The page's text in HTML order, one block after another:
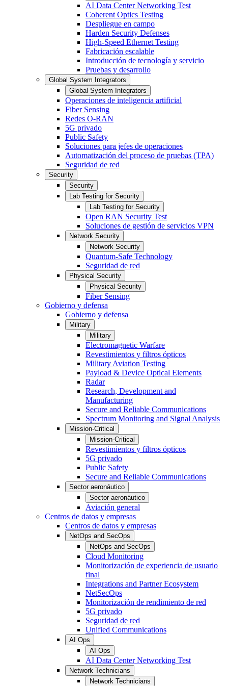
AI Data Center Networking Test
Coherent Optics Testing
Despliegue en campo
Harden Security Defenses
High-Speed Ethernet Testing
Fabricación escalable
Introducción de tecnología y servicio
Pruebas y desarrollo
Global System Integrators
Global System Integrators
Operaciones de inteligencia artificial
Fiber Sensing
Redes O-RAN
5G privado
Public Safety
Soluciones para jefes de operaciones
Automatización del proceso de pruebas (TPA)
Seguridad de red
Security
Security
Lab Testing for Security
Lab Testing for Security
Open RAN Security Test
Soluciones de gestión de servicios VPN
Network Security
Network Security
Quantum-Safe Technology
Seguridad de red
Physical Security
Physical Security
Fiber Sensing
Gobierno y defensa
Gobierno y defensa
Military
Military
Electromagnetic Warfare
Revestimientos y filtros ópticos
Military Aviation Testing
Payload & Device Optical Elements
Radar
Research, Development and
Manufacturing
Secure and Reliable Communications
Spectrum Monitoring and Signal Analysis
Mission-Critical
Mission-Critical
Revestimientos y filtros ópticos
5G privado
Public Safety
Secure and Reliable Communications
Sector aeronáutico
Sector aeronáutico
Aviación general
Centros de datos y empresas
Centros de datos y empresas
NetOps and SecOps
NetOps and SecOps
Cloud Monitoring
Monitorización de experiencia de usuario
final
Integrations and Partner Ecosystem
NetSecOps
Monitorización de rendimiento de red
5G privado
Seguridad de red
Unified Communications
AI Ops
AI Ops
AI Data Center Networking Test
Network Technicians
Network Technicians